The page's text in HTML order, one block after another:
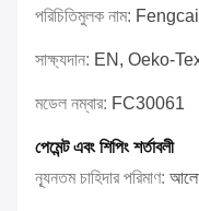
পরিচিতিমুলক নাম: Fengcai
সাক্ষ্যদান: EN, Oeko-
মডেল নম্বার: FC30061
পেমেন্ট এবং শিপিং শর্তাবলী
ন্যূনতম চাহিদার পরিমাণ: